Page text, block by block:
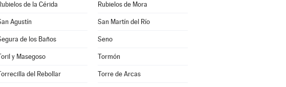
de la Cérida Rubielos de Mora
Agustín San Martín del Río
de los Baños Seno
y Masegoso Tormón
del Rebollar Torre de Arcas